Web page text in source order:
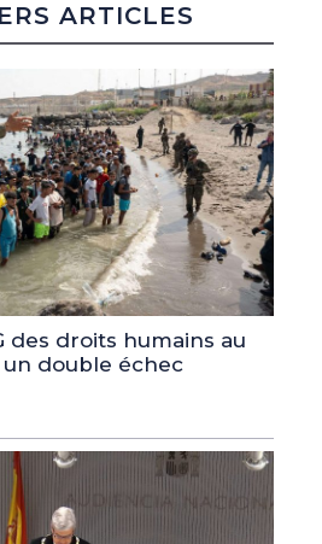
ARTICLES
des droits humains au
double échec